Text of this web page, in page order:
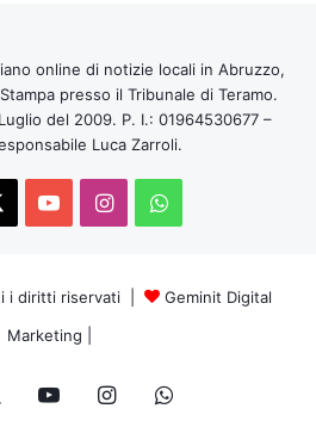
online di notizie locali in Abruzzo,
presso il Tribunale di Teramo.
del 2009. P. I.: 01964530677 –
Luca Zarroli.
You InstagramWhatsApp
i diritti riservati |
Geminit Digital
Marketing
InstagramWhatsApp